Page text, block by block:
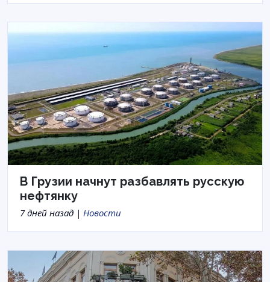
В Грузии начнут разбавлять русскую
нефтянку
7 дней назад | Новости